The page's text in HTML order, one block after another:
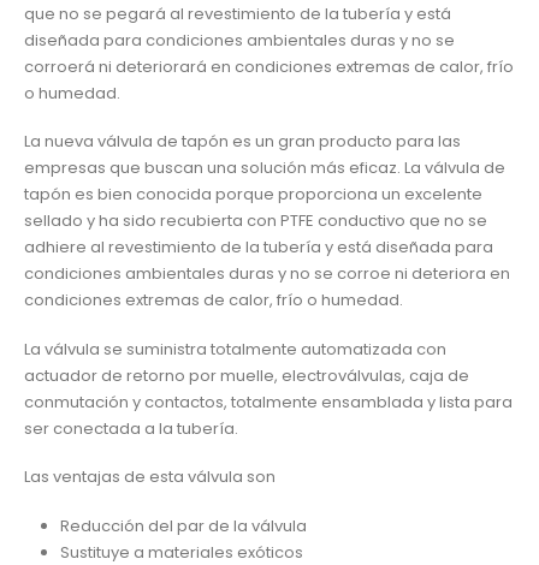
que no se pegará al revestimiento de la tubería y está
diseñada para condiciones ambientales duras y no se
corroerá ni deteriorará en condiciones extremas de calor, frío
o humedad.
La nueva válvula de tapón es un gran producto para las
empresas que buscan una solución más eficaz. La válvula de
tapón es bien conocida porque proporciona un excelente
sellado y ha sido recubierta con PTFE conductivo que no se
adhiere al revestimiento de la tubería y está diseñada para
condiciones ambientales duras y no se corroe ni deteriora en
condiciones extremas de calor, frío o humedad.
La válvula se suministra totalmente automatizada con
actuador de retorno por muelle, electroválvulas, caja de
conmutación y contactos, totalmente ensamblada y lista para
ser conectada a la tubería.
Las ventajas de esta válvula son
Reducción del par de la válvula
Sustituye a materiales exóticos